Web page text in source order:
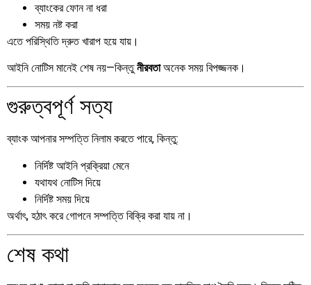
ব্যাংকের ফোন না ধরা
সময় নষ্ট করা
এতে পরিস্থিতি দ্রুত খারাপ হয়ে যায়।
আইনি নোটিস মানেই শেষ নয়—কিন্তুনীরবতাঅনেক সময় বিপজ্জনক।
গুরুত্বপূর্ণ সত্য
ব্যাংক আপনার সম্পত্তি নিলাম করতে পারে, কিন্তু:
নির্দিষ্ট আইনি প্রক্রিয়া মেনে
যথাযথ নোটিস দিয়ে
নির্দিষ্ট সময় দিয়ে
অর্থাৎ, হঠাৎ করে গোপনে সম্পত্তি বিক্রি করা যায় না।
শেষ কথা